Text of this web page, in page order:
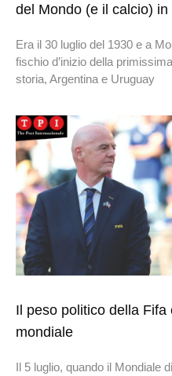
del Mondo (e il calcio)
Era il 30 luglio del 1930 e a
fischio d’inizio della
storia, Argentina e Uruguay
Il peso politico della
mondiale
Il 5 luglio, quando il Mondiale